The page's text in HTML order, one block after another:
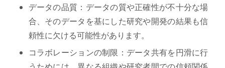
データの品質：データの質や正確性が不十分な場
合、そのデータを基にした研究や開発の結果も信
頼性に欠ける可能性があります。
コラボレーションの制限：データ共有を円滑に行